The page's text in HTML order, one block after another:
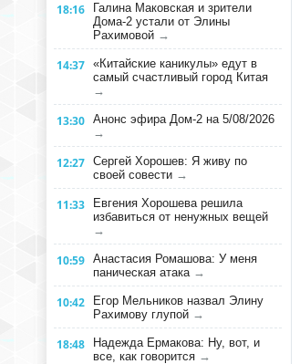
18:16
Галина Маковская и зрители
Дома-2 устали от Элины
Рахимовой →
14:37 «Китайские каникулы» едут в
самый счастливый город Китая
→
13:30 Анонс эфира Дом-2 на 5/08/2026
→
12:27 Сергей Хорошев: Я живу по
своей совести →
11:33
Евгения Хорошева решила
избавиться от ненужных вещей
→
10:59 Анастасия Ромашова: У меня
паническая атака →
10:42
Егор Мельников назвал Элину
Рахимову глупой →
18:48
Надежда Ермакова: Ну, вот, и
все, как говорится →